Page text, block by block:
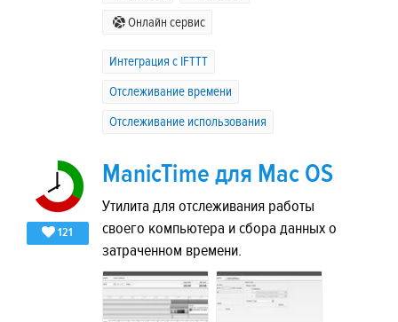
Онлайн сервис
Интеграция с IFTTT
Отслеживание времени
Отслеживание использования
121
ManicTime для Mac OS
Утилита для отслеживания работы
своего компьютера и сбора данных о
затраченном времени.